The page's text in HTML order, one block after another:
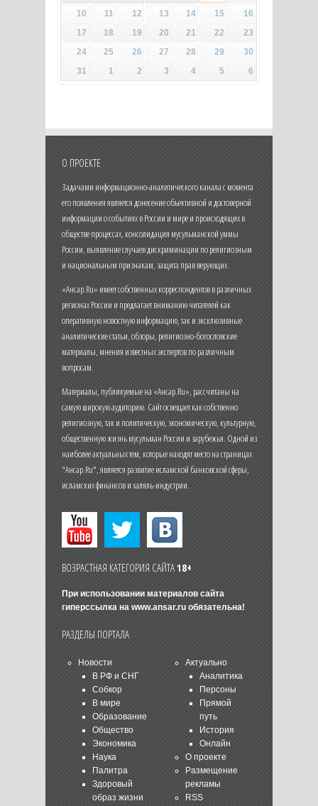
10
11 12 13 14 15
16
17
18 19 20 21 22
23
24
25 26 27 28 29
30
31
1 2 3 4 5 6
О ПРОЕКТЕ
Задачами информационно-аналитического канала с момента
его появления является донесение объективной и достоверной
информации о событиях в России и мире и происходящих в
обществе процессах, консолидация мусульманской уммы
России, выявление случаев дискриминации по религиозным
и национальным признакам, защита прав верующих.
«Ансар.Ru» имеет собственных корреспондентов в различных
регионах России и предлагает вниманию читателей как
оперативную новостную информацию, так и эксклюзивные
аналитические статьи, обзоры, религиозно-богословские
материалы, мнения известных экспертов по различным
вопросам.
Материалы, публикуемые на «Ансар.Ru», рассчитаны на
самую широкую аудиторию. Сайт освещает как собственно
религиозную, так и политическую, экономическую, культурную,
общественную жизнь мусульман России и зарубежья. Одной из
наиболее актуальных тем, которые находят место на страницах
"Ансар.Ru", является развитие исламской банковской сферы,
исламских финансов и халяль-индустрии.
ВОЗРАСТНАЯ КАТЕГОРИЯ САЙТА18+
При использовании материалов сайта
гиперссылка на www.ansar.ruобязательна!
РАЗДЕЛЫ ПОРТАЛА
Новости
В РФ и СНГ
Собкор
В мире
Образование
Общество
Экономика
Наука
Палитра
Здоровый
образ жизни
Актуально
Аналитика
Персоны
Прямой
путь
История
Онлайн
О проекте
Размещение
рекламы
RSS